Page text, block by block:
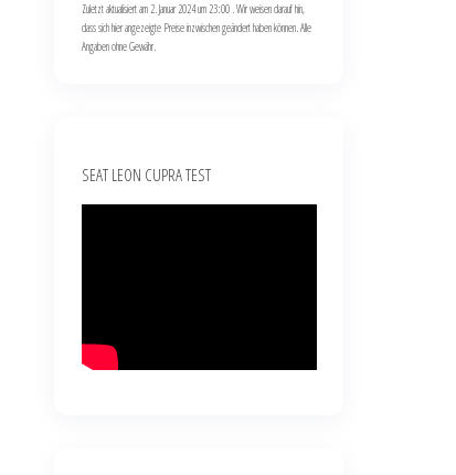
Zuletzt aktualisiert am 2. Januar 2024 um 23:00 . Wir weisen darauf hin,
dass sich hier angezeigte Preise inzwischen geändert haben können. Alle
Angaben ohne Gewähr.
SEAT LEON CUPRA TEST